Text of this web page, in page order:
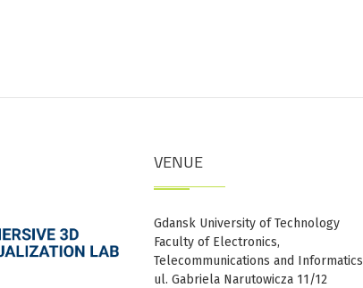
VENUE
Gdansk University of Technology
Faculty of Electronics,
Telecommunications and Informatics
ul. Gabriela Narutowicza 11/12